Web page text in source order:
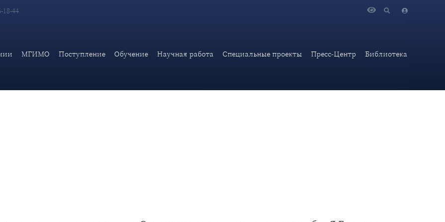
18-44
МГИМО Поступление Обучение Научная работа Специальные проекты Пресс-Центр Библиотека
МИД России прошла первая встреча Студенческого патриотического клуба «Я Горжусь»